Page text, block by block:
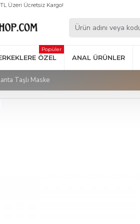
Üzeri Ücretsiz Kargo!
ÖZEL
Popüler
ANAL ÜRÜNLER
Taşlı Maske